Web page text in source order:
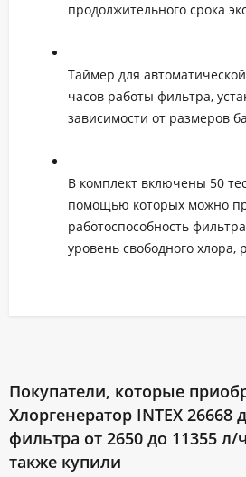
продолжительного срока
Таймер для
часов работы фильтра,
зависимости от размеров
В комплект включены 50
помощью которых можно
работоспособность
уровень свободного хлора,
Покупатели, которые
Хлоргенератор INTEX 26668
фильтра от 2650 до 11355 л/
также купили